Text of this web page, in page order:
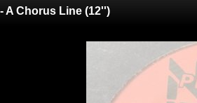
A Chorus Line (12'')